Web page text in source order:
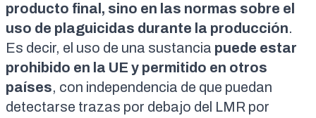
producto final, sino en las normas sobre el
uso de plaguicidas durante la producción.
Es decir, el uso de una sustancia puede estar
prohibido en la UE y permitido en otros
países, con independencia de que puedan
detectarse trazas por debajo del LMR por